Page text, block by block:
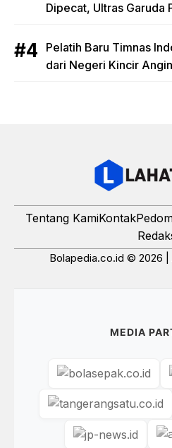
Dipecat, Ultras Garuda
Pelatih Baru Timnas
dari Negeri Kincir Angin
Tentang KamiKontak
Bolapedia.co.id © 2026 |
MEDIA